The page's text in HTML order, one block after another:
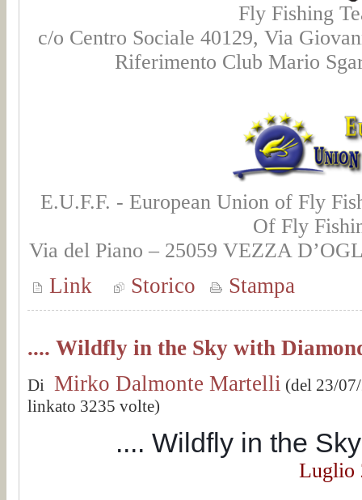
Fly Fishing
c/o Centro Sociale 40129, Via
Riferimento Club Mario
E.U.F.F. - European Union of Fly
Of Fly
Via del Piano – 25059 VEZZA
Link Storico Stampa
.... Wildfly in the Sky with
Di Mirko Dalmonte Martelli (del 23/
linkato 3235 volte)
.... Wildfly in the
Luglio